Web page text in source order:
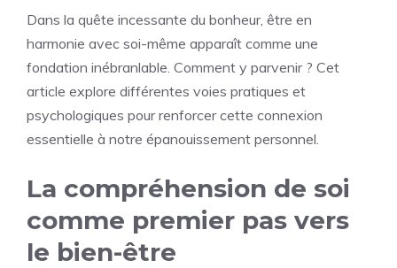
Dans la quête incessante du bonheur, être en
harmonie avec soi-même apparaît comme une
fondation inébranlable. Comment y parvenir ? Cet
article explore différentes voies pratiques et
psychologiques pour renforcer cette connexion
essentielle à notre épanouissement personnel.
La compréhension de soi
comme premier pas vers
le bien-être